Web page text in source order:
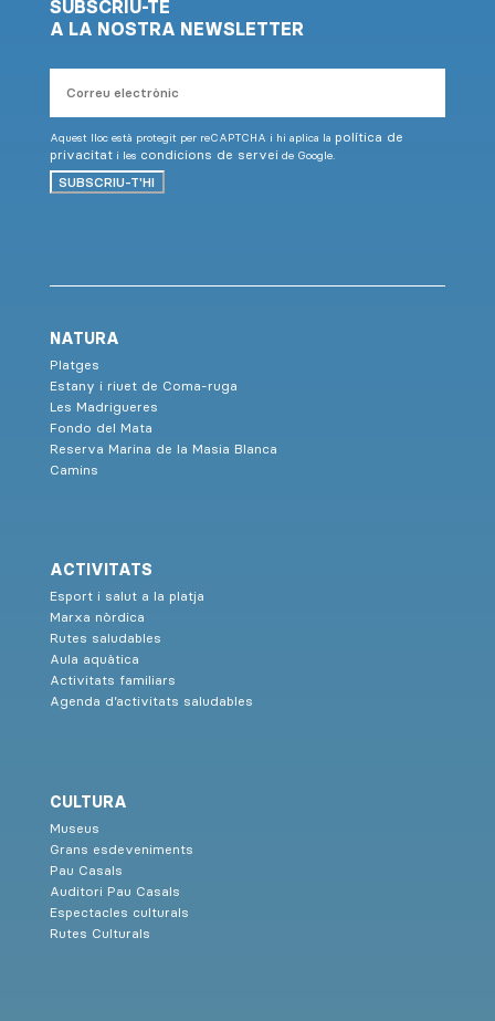
SUBSCRIU-TE
A LA NOSTRA NEWSLETTER
electrònic
Aquest lloc està protegit per reCAPTCHA i hi aplica la política de
privacitati les condicions de serveide Google.
SUBSCRIU-T'HI
NATURA
Platges
Estany i riuet de Coma-ruga
Les Madrigueres
Fondo del Mata
Reserva Marina de la Masia Blanca
Camins
ACTIVITATS
Esport i salut a la platja
Marxa nòrdica
Rutes saludables
Aula aquàtica
Activitats familiars
Agenda d’activitats saludables
CULTURA
Museus
Grans esdeveniments
Pau Casals
Auditori Pau Casals
Espectacles culturals
Rutes Culturals